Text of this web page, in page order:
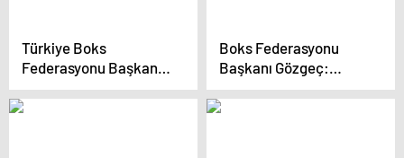
Türkiye Boks
Federasyonu Başkanı:
Boksta Türk ekolü
oluştu
Boks Federasyonu
Başkanı Gözgeç:
Bakanlığımızda iki gün
içinde ne oldu